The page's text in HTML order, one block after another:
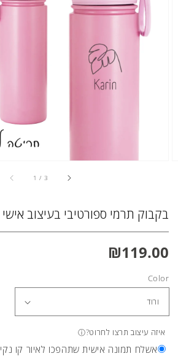
1 /מ
3
בקבוק תרמי ספורטיבי בעיצוב אישי
מחיר
₪119.00
Color
איזה עיצוב תרצו לחרוט?ⓘ
אשלח תמונה אישית שתהפכו לאיור קו נקי